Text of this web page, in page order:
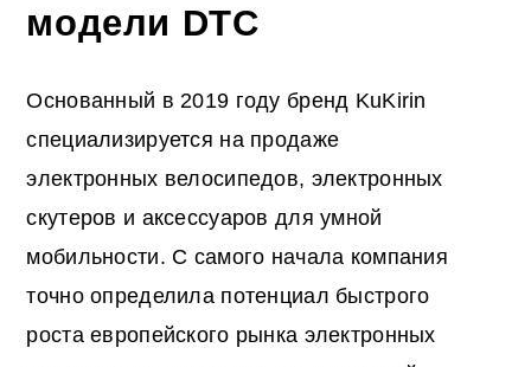
модели DTC
Основанный в 2019 году бренд KuKirin
специализируется на продаже
электронных велосипедов, электронных
скутеров и аксессуаров для умной
мобильности. С самого начала компания
точно определила потенциал быстрого
роста европейского рынка электронных